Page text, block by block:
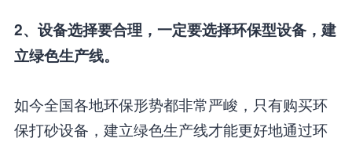
2、设备选择要合理，一定要选择环保型设备，建
立绿色生产线。
如今全国各地环保形势都非常严峻，只有购买环
保打砂设备，建立绿色生产线才能更好地通过环